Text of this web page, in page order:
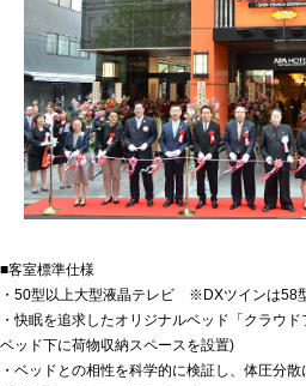
■客室標準仕様
・50型以上大型液晶テレビ ※DXツインは58
・快眠を追求したオリジナルベッド「クラウ
ベッド下に荷物収納スペースを設置)
・ベッドとの相性を科学的に検証し、体圧分